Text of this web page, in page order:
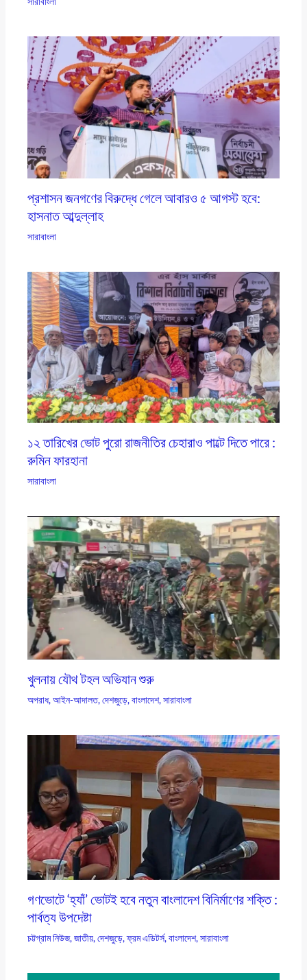
প্রশাসন জনগণের বিরুদ্ধে গেলে আবারও ৫ আগস্ট হবে:
হাসনাত আব্দুল্লাহ
সারাবাংলা
১২ তারিখের ভোট পুরো রাজনীতির চেহারাও পাল্টে দিতে পারে :
রুমিন ফারহানা
সারাবাংলা
খুলনায় যৌথ টহল অভিযান শুরু
অপরাধ,আইন-আদালত,দেশজুড়ে,বাংলাদেশ,সারাবাংলা
গণভোটে ‘হ্যাঁ’ ভোটই হবে নতুন বাংলাদেশ বিনির্মাণের শক্তি :
পার্বত্য উপদেষ্টা
চট্টগ্রাম নিউজ,জাতীয়,দেশজুড়ে,ফ্রম এডিটর্স,বাংলাদেশ,সারাবাংলা